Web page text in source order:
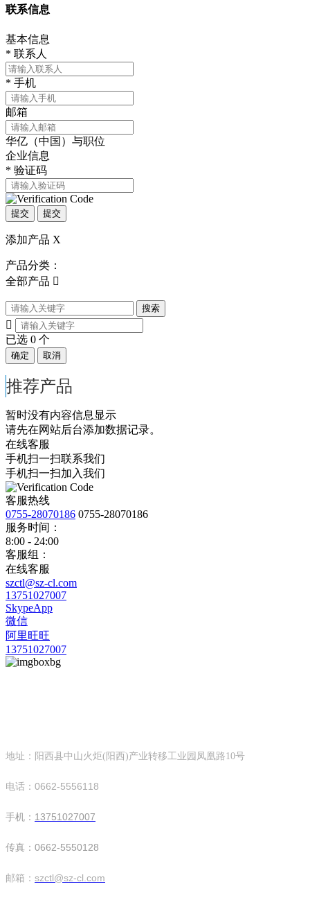
联系信息
基本信息
* 联系人
* 手机
邮箱
华亿（中国）与职位
企业信息
* 验证码
提交 提交
添加产品 X
产品分类：
全部产品 
搜索

已选 0 个
确定 取消
推荐产品
暂时没有内容信息显示
请先在网站后台添加数据记录。
在线客服
手机扫一扫联系我们
手机扫一扫加入我们
客服热线
0755-28070186 0755-28070186
服务时间：
8:00 - 24:00
客服组：
在线客服
szctl@sz-cl.com
13751027007
SkypeApp
微信
阿里旺旺
13751027007
地址：阳西县中山火炬(阳西)产业转移工业园凤凰路10号
电话：0662-5556118
手机： 13751027007
传真：0662-5550128
邮箱： szctl@sz-cl.com